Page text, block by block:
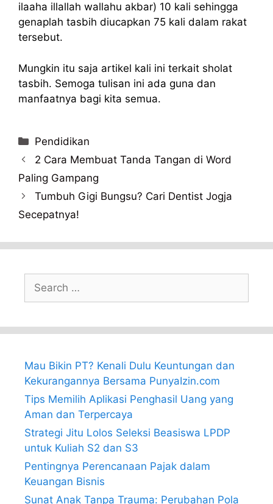
ilaaha illallah wallahu akbar) 10 kali sehingga
genaplah tasbih diucapkan 75 kali dalam rakat
tersebut.
Mungkin itu saja artikel kali ini terkait sholat
tasbih. Semoga tulisan ini ada guna dan
manfaatnya bagi kita semua.
Categories
Pendidikan
2 Cara Membuat Tanda Tangan di Word
Paling Gampang
Tumbuh Gigi Bungsu? Cari Dentist Jogja
Secepatnya!
Search
for:
Mau Bikin PT? Kenali Dulu Keuntungan dan
Kekurangannya Bersama PunyaIzin.com
Tips Memilih Aplikasi Penghasil Uang yang
Aman dan Terpercaya
Strategi Jitu Lolos Seleksi Beasiswa LPDP
untuk Kuliah S2 dan S3
Pentingnya Perencanaan Pajak dalam
Keuangan Bisnis
Sunat Anak Tanpa Trauma: Perubahan Pola